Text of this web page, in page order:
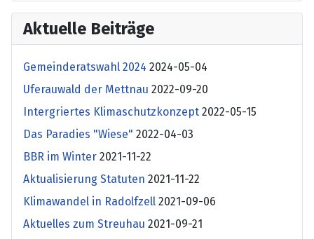
Aktuelle Beiträge
Gemeinderatswahl 2024 2024-05-04
Uferauwald der Mettnau 2022-09-20
Intergriertes Klimaschutzkonzept 2022-05-15
Das Paradies "Wiese" 2022-04-03
BBR im Winter 2021-11-22
Aktualisierung Statuten 2021-11-22
Klimawandel in Radolfzell 2021-09-06
Aktuelles zum Streuhau 2021-09-21